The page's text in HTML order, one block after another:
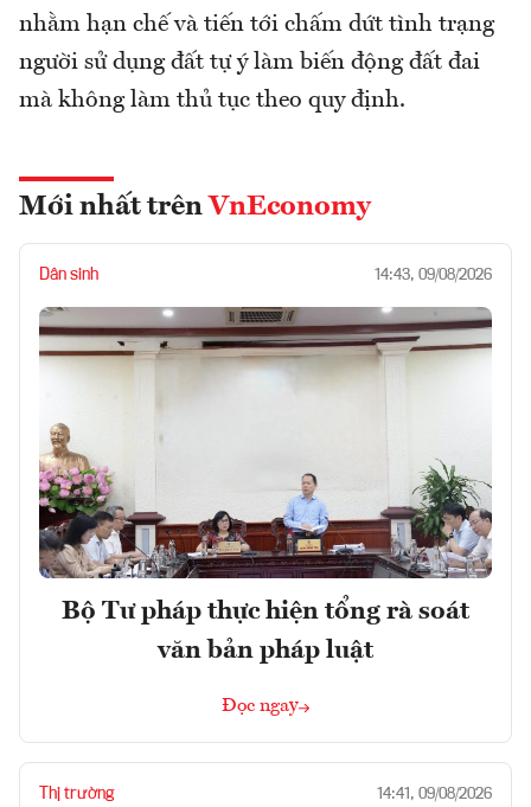
nhằm hạn chế và tiến tới chấm dứt tình trạng
người sử dụng đất tự ý làm biến động đất đai
mà không làm thủ tục theo quy định.
Mới nhất trên VnEconomy
Dân sinh 14:43, 09/08/2026
Bộ Tư pháp thực hiện tổng rà soát
văn bản pháp luật
Đọc ngay
Thị trường 14:41, 09/08/2026